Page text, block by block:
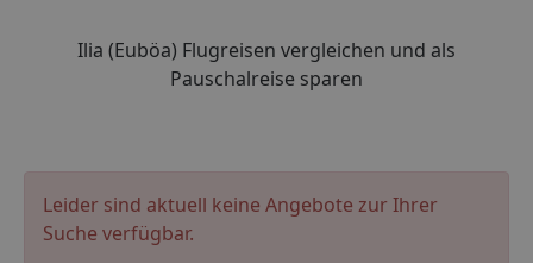
Ilia (Euböa) Flugreisen vergleichen und als
Pauschalreise sparen
Leider sind aktuell keine Angebote zur Ihrer
Suche verfügbar.